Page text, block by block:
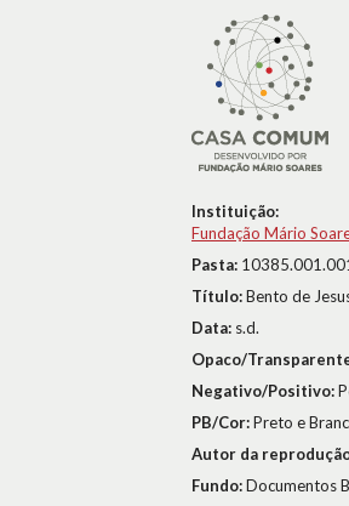
Instituição:
Fundação Mário
Pasta:
Título:Bento de
Data: s.d.
Opaco/
Negativo/Positivo:
PB/Cor:Preto e
Autor da
Fundo:Documentos